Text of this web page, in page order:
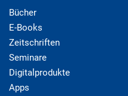
Bücher
E-Books
Zeitschriften
Seminare
Digitalprodukte
Apps